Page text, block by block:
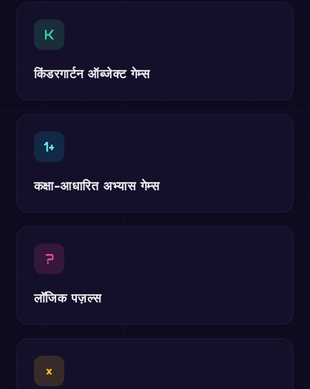
K
किंडरगार्टन ऑब्जेक्ट गेम्स
1+
कक्षा-आधारित अभ्यास गेम्स
?
लॉजिक पज़ल्स
×